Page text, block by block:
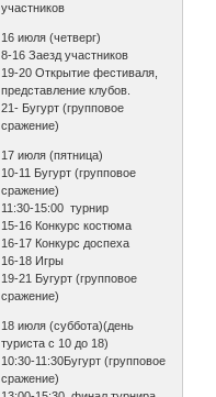
участников
16 июля (четверг)
8-16 Заезд участников
19-20 Открытие фестиваля,
представление клубов.
21- Бугурт (групповое
сражение)
17 июля (пятница)
10-11 Бугурт (групповое
сражение)
11:30-15:00 турнир
15-16 Конкурс костюма
16-17 Конкурс доспеха
16-18 Игры
19-21 Бугурт (групповое
сражение)
18 июля (суббота)(день
туриста с 10 до 18)
10:30-11:30Бугурт (групповое
сражение)